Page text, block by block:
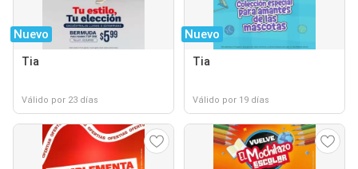
Nuevo
Tia
Válido por 23 días
Nuevo
Tia
Válido por 19 días